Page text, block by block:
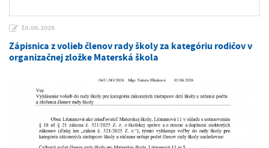
10.06.2026
Zápisnica z volieb členov rady školy za kategóriu rodičov v
organizačnej zložke Materská škola